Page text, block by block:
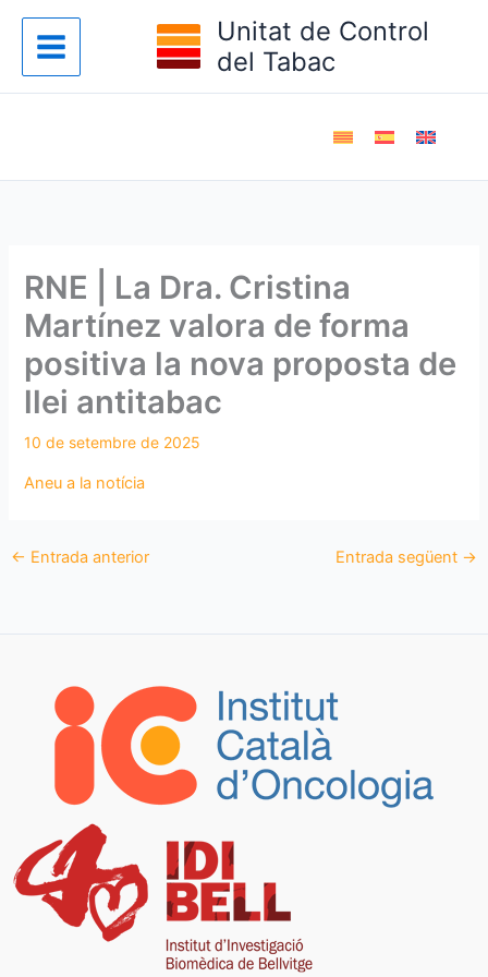
contingut
Unitat de Control
del Tabac
RNE | La Dra. Cristina
Martínez valora de forma
positiva la nova proposta de
llei antitabac
Aneu a la notícia
← Entrada anterior Entrada següent →